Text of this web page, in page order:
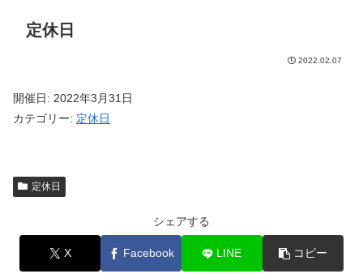
定休日
2022.02.07
開催日: 2022年3月31日
カテゴリー: 定休日
定休日
シェアする
X Facebook LINE コピー